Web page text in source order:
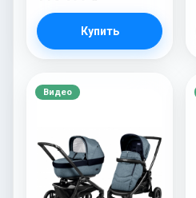
Купить
Видео